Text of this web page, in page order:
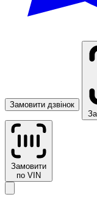
Замовити дзвінок
Замовити
по VIN